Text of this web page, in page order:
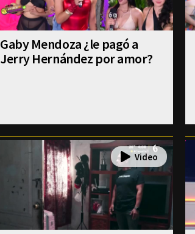
Gaby Mendoza ¿le pagó a
Jerry Hernández por amor?